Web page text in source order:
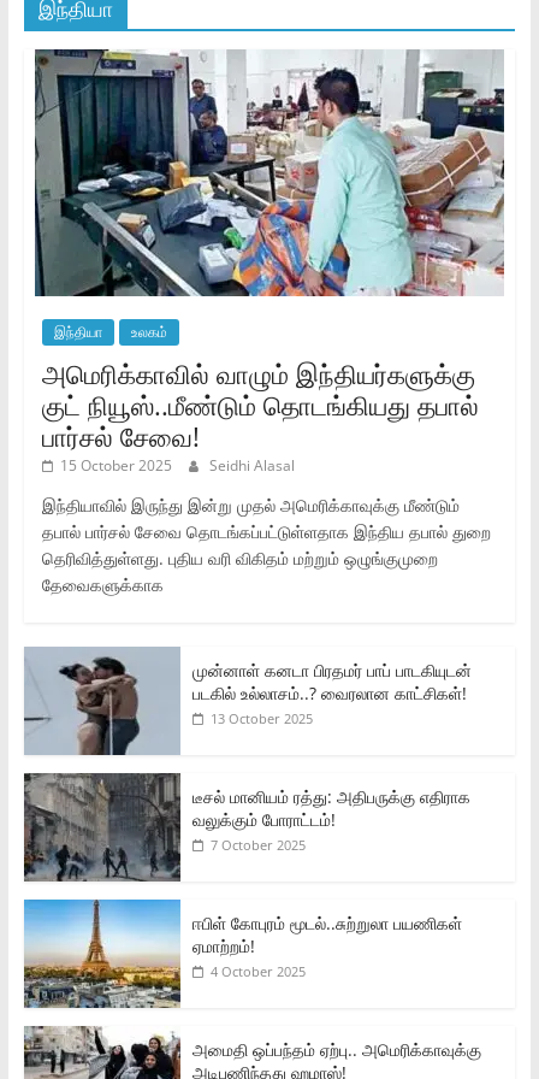
இந்தியா
இந்தியா உலகம்
அமெரிக்காவில் வாழும் இந்தியர்களுக்கு
குட் நியூஸ்..மீண்டும் தொடங்கியது தபால்
பார்சல் சேவை!
15 October 2025 Seidhi Alasal
இந்தியாவில் இருந்து இன்று முதல் அமெரிக்காவுக்கு மீண்டும்
தபால் பார்சல் சேவை தொடங்கப்பட்டுள்ளதாக இந்திய தபால் துறை
தெரிவித்துள்ளது. புதிய வரி விகிதம் மற்றும் ஒழுங்குமுறை
தேவைகளுக்காக
முன்னாள் கனடா பிரதமர் பாப் பாடகியுடன்
படகில் உல்லாசம்..? வைரலான காட்சிகள்!
13 October 2025
டீசல் மானியம் ரத்து: அதிபருக்கு எதிராக
வலுக்கும் போராட்டம்!
7 October 2025
ஈபிள் கோபுரம் மூடல்..சுற்றுலா பயணிகள்
ஏமாற்றம்!
4 October 2025
அமைதி ஒப்பந்தம் ஏற்பு.. அமெரிக்காவுக்கு
அடிபணிந்தது ஹமாஸ்!